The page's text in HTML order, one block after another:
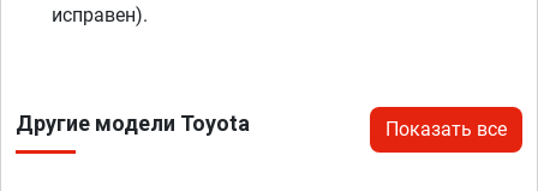
исправен).
Другие модели Toyota Показать все